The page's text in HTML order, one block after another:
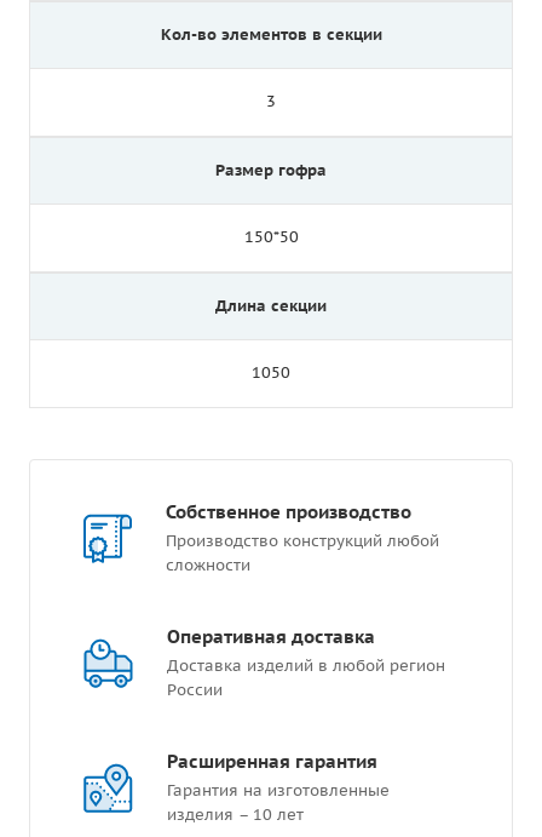
Кол-во элементов в секции
3
Размер гофра
150*50
Длина секции
1050
Собственное производство
Производство конструкций любой
сложности
Оперативная доставка
Доставка изделий в любой регион
России
Расширенная гарантия
Гарантия на изготовленные
изделия – 10 лет